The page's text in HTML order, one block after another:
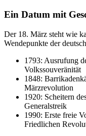
Ein Datum mit
Der 18. März steht wie
Wendepunkte der
1793: Ausrufung
Volkssouveränität
1848:
Märzrevolution
1920: Scheitern
Generalstreik
1990: Erste freie
Friedlichen